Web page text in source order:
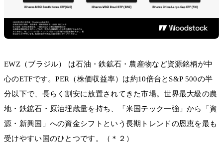
EWZ（ブラジル） は石油・鉄鉱石・農産物など資源銘柄が中
心のETFです。PER（株価収益率）は約10倍台とS&P 500の半
分以下で、長らく割安に放置されてきた市場。世界最大級の農
地・鉄鉱石・原油埋蔵量を持ち、「米国テック一強」から「資
源・新興国」への資金シフトという長期トレンドの恩恵を最も
受けやすい国のひとつです。（＊２）